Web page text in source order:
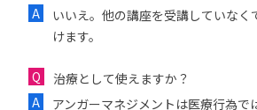
いいえ。他の講座を受講していなく
けます。
治療として使えますか？
アンガーマネジメントは医療行為で